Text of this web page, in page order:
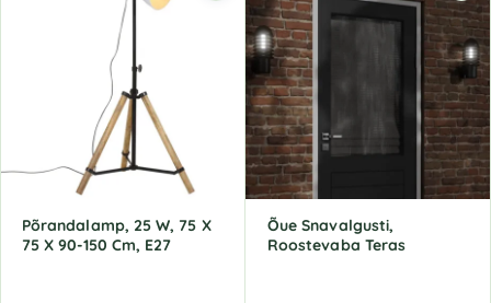
Põrandalamp, 25 W, 75 X
75 X 90-150 Cm, E27
Õue Snavalgusti,
Roostevaba Teras